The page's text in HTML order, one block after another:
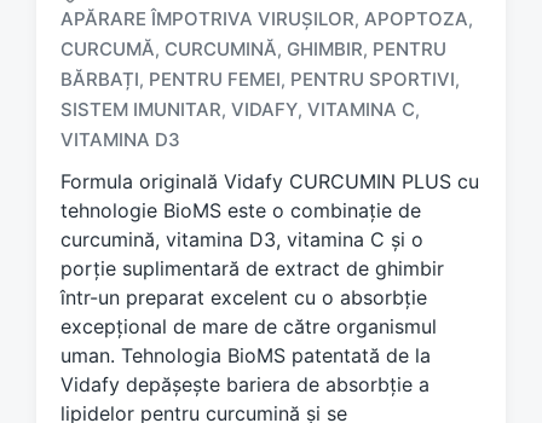
T
a
g
e
d
w
t
h
APĂRARE ÎMPOTRIVA VIRUȘILOR, APOPTOZA,
CURCUMĂ, CURCUMINĂ, GHIMBIR, PENTRU
BĂRBAȚI, PENTRU FEMEI, PENTRU SPORTIVI,
SISTEM IMUNITAR, VIDAFY, VITAMINA C,
VITAMINA D3
Formula originală Vidafy CURCUMIN PLUS cu
tehnologie BioMS este o combinație de
curcumină, vitamina D3, vitamina C și o
porție suplimentară de extract de ghimbir
într-un preparat excelent cu o absorbție
excepțional de mare de către organismul
uman. Tehnologia BioMS patentată de la
Vidafy depășește bariera de absorbție a
lipidelor pentru curcumină și se